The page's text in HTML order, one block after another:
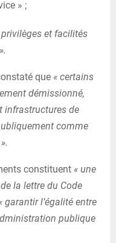
» ;
privilèges et facilités
que « certains
démissionné,
infrastructures de
comme
constituent « une
la lettre du Code
garantir l’égalité entre
publique